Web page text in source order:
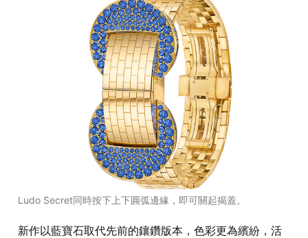
Ludo Secret同時按下上下圓弧邊緣，即可關起揭蓋。
新作以藍寶石取代先前的鑲鑽版本，色彩更為繽紛，活